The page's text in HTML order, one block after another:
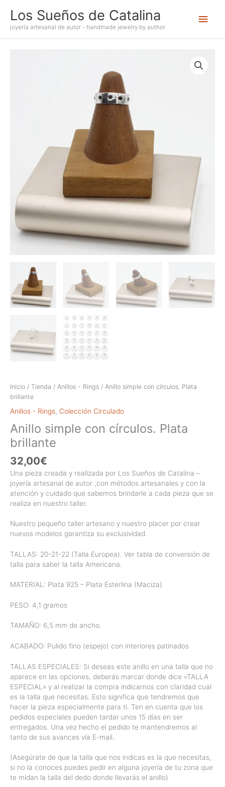
contenido
Los Sueños de Catalina
joyería artesanal de autor - handmade jewelry by author
Inicio / Tienda / Anillos - Rings / Anillo simple con círculos. Plata
brillante
Anillos - Rings, Colección Circulado
Anillo simple con círculos. Plata
brillante
32,00€
Una pieza creada y realizada por Los Sueños de Catalina –
joyería artesanal de autor ,con métodos artesanales y con la
atención y cuidado que sabemos brindarle a cada pieza que se
realiza en nuestro taller.
Nuestro pequeño taller artesano y nuestro placer por crear
nuevos modelos garantiza su exclusividad.
TALLAS: 20-21-22 (Talla Europea). Ver tabla de conversión de
talla para saber la talla Americana.
MATERIAL: Plata 925 – Plata Esterlina (Maciza)
PESO: 4,1 gramos
TAMAÑO: 6,5 mm de ancho.
ACABADO: Pulido fino (espejo) con interiores patinados
TALLAS ESPECIALES: Si deseas este anillo en una talla que no
aparece en las opciones, deberás marcar donde dice «TALLA
ESPECIAL» y al realizar la compra indicarnos con claridad cual
es la talla que necesitas. Esto significa que tendremos que
hacer la pieza especialmente para ti. Ten en cuenta que los
pedidos especiales pueden tardar unos 15 días en ser
entregados. Una vez hecho el pedido te mantendremos al
tanto de sus avances vía E-mail.
(Asegúrate de que la talla que nos indicas es la que necesitas,
si no la conoces puedes pedir en alguna joyería de tu zona que
te midan la talla del dedo donde llevarás el anillo)